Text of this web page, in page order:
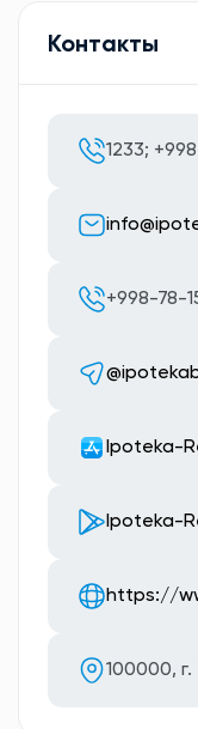
Контакты
1233;
+998-78-
Ipoteka-
Ipoteka-
https://
100000,